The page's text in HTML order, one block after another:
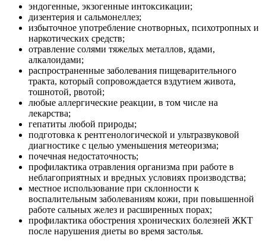
эндогенные, экзогенные интоксикации;
дизентерия и сальмонеллез;
избыточное употребление снотворных, психотропных и
наркотических средств;
отравление солями тяжелых металлов, ядами,
алкалоидами;
распространенные заболевания пищеварительного
тракта, который сопровождается вздутием живота,
тошнотой, рвотой;
любые аллергические реакции, в том числе на
лекарства;
гепатиты любой природы;
подготовка к рентгенологической и ультразвуковой
диагностике с целью уменьшения метеоризма;
почечная недостаточность;
профилактика отравления организма при работе в
неблагоприятных и вредных условиях производства;
местное использование при склонности к
воспалительным заболеваниям кожи, при повышенной
работе сальных желез и расширенных порах;
профилактика обострения хронических болезней ЖКТ
после нарушения диеты во время застолья.